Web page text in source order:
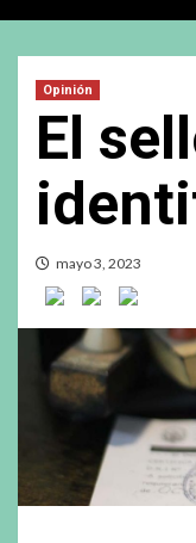
Opinión
El
mayo 3, 2023